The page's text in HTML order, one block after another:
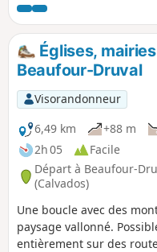
Églises,
Beaufour-Druval
Visorandonneur
6,49 km
+88 m
2h 05
Facile
Départ à Beaufour-
(Calvados)
Une boucle avec des
paysage vallonné.
entièrement sur des